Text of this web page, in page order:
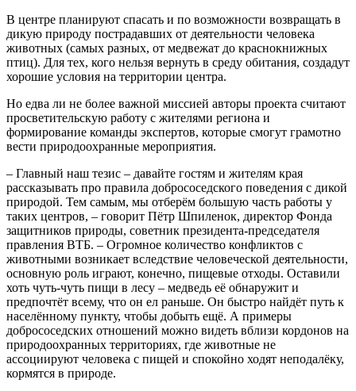
В центре планируют спасать и по возможности возвращать в
дикую природу пострадавших от деятельности человека
животных (самых разных, от медвежат до краснокнижных
птиц). Для тех, кого нельзя вернуть в среду обитания, создадут
хорошие условия на территории центра.
Но едва ли не более важной миссией авторы проекта считают
просветительскую работу с жителями региона и
формирование команды экспертов, которые смогут грамотно
вести природоохранные мероприятия.
– Главный наш тезис – давайте гостям и жителям края
рассказывать про правила добрососедского поведения с дикой
природой. Тем самым, мы отберём большую часть работы у
таких центров, – говорит Пётр Шпиленок, директор Фонда
защитников природы, советник президента-председателя
правления ВТБ. – Огромное количество конфликтов с
животными возникает вследствие человеческой деятельности,
основную роль играют, конечно, пищевые отходы. Оставили
хоть чуть-чуть пищи в лесу – медведь её обнаружит и
предпочтёт всему, что он ел раньше. Он быстро найдёт путь к
населённому пункту, чтобы добыть ещё. А примеры
добрососедских отношений можно видеть вблизи кордонов на
природоохранных территориях, где животные не
ассоциируют человека с пищей и спокойно ходят неподалёку,
кормятся в природе.